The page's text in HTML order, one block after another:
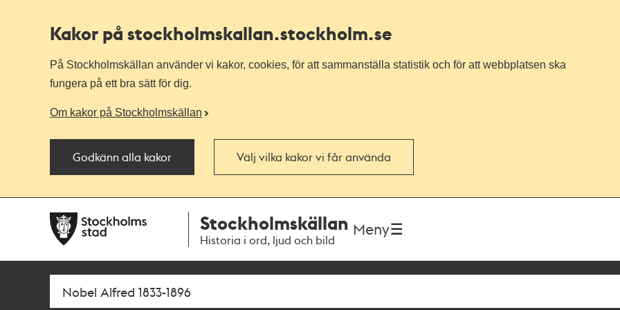
Kakor på stockholmskallan.stockholm.se
På Stockholmskällan använder vi kakor, cookies, för att sammanställa statistik och för att webbplatsen ska
fungera på ett bra sätt för dig.
Om kakor på Stockholmskällan
Godkänn alla kakor Välj vilka kakor vi får använda
navigationen
huvudinnehållet
Stockholmskällan
Historia i ord, ljud och bild
Meny
Sök